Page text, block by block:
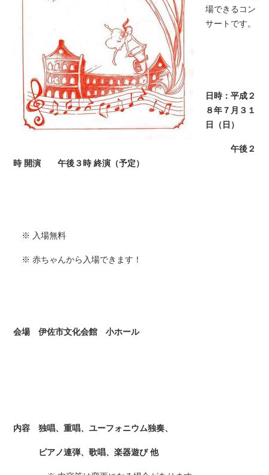
場できるコン
サートです。
日時：平成２
８年７月３１
日（日）
午後２
時開演 午後３時 終演（予定）
※ 入場無料
※ 赤ちゃんから入場できます！
会場 伊佐市文化会館 小ホール
内容 独唱、重唱、ユーフォニウム独奏、
ピアノ連弾、歌唱、楽器遊び 他